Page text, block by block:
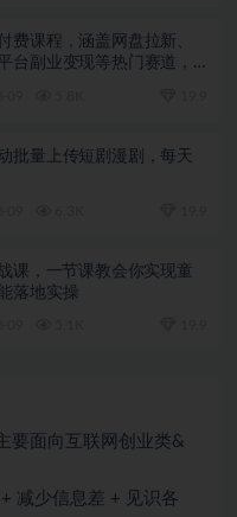
费课程，涵盖网盘拉新、
台副业变现等热门赛道，
批量上传短剧漫剧，每天
课，一节课教会你实现童
落地实操
要面向互联网创业类&
减少信息差 + 见识各